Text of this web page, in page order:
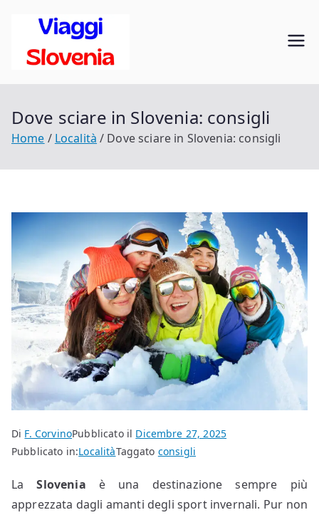
contenuto
Dove sciare in Slovenia: consigli
Home Località Dove sciare in Slovenia: consigli
Di F. CorvinoPubblicato il Dicembre 27, 2025
Pubblicato in:LocalitàTaggato consigli
LaSlovenia è una destinazione sempre più
apprezzata dagli amanti degli sport invernali. Pur non